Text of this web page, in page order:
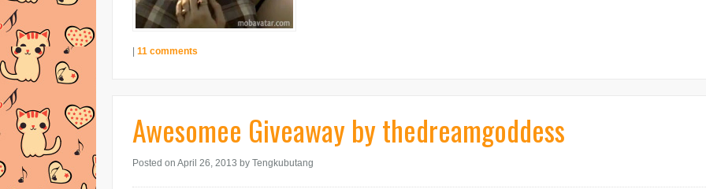
11 comments
Awesomee Giveaway by thedreamgoddess
Posted on April 26, 2013 by Tengkubutang